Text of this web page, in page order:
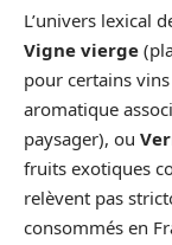
L’univers lexical
Vigne vierge
pour certains
aromatique
paysager), ou
fruits exotiques
relèvent pas
consommés en